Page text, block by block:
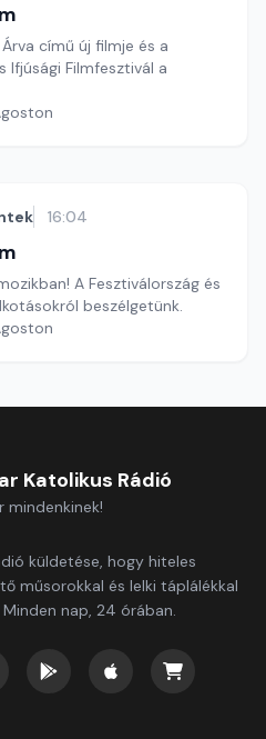
című új filmje és a
Ifjúsági Filmfesztivál a
16:04
A Fesztiválország és
beszélgetünk.
Katolikus Rádió
mindenkinek!
küldetése, hogy hiteles
műsorokkal és lelki táplálékkal
nap, 24 órában.